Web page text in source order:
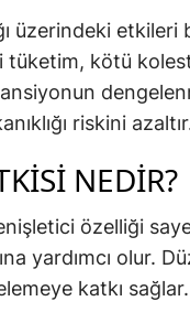
üzerindeki
tüketim, kötü
riskini
NEDIR?
özelliği
yardımcı olur.
katkı sağlar.